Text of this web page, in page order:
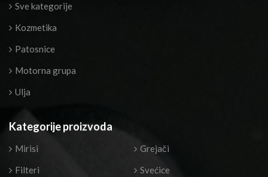
Sve kategorije
Kozmetika
Patosnice
Motorna grupa
Ulja
Kategorije proizvoda
Mirisi
Filteri
Grejači
Svećice